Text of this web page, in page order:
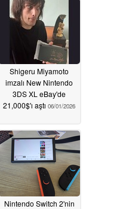
Shigeru Miyamoto
imzalı New Nintendo
3DS XL eBay'de
21,000$'ı aştı 06/01/2026
Nintendo Switch 2'nin